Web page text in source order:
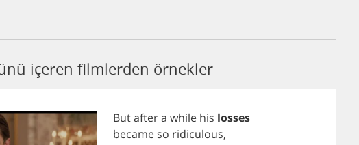
içeren filmlerden örnekler
Butaftera while his losses
became so ridiculous,